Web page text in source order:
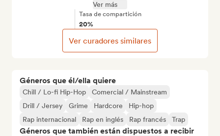
Géneros que él/ella quiere
Chill / Lo-fi Hip-Hop
Comercial / Mainstream
Drill / Jersey
Grime Hardcore
Hip-hop
Rap internacional
Rap en inglés Rap francés Trap
Géneros que también están dispuestos a recibir
Ver más
Tasa de compartición
20%
Ver curadores similares